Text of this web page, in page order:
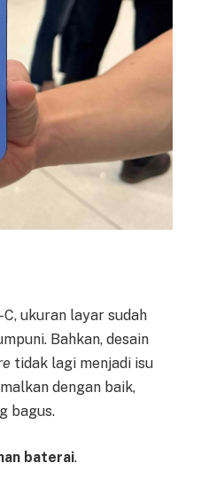
ukuran layar sudah
Bahkan, desain
tidak lagi menjadi isu
dengan baik,
bagus.
baterai.